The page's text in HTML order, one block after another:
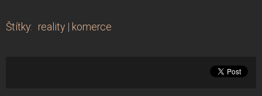
Štítky: reality | komerce